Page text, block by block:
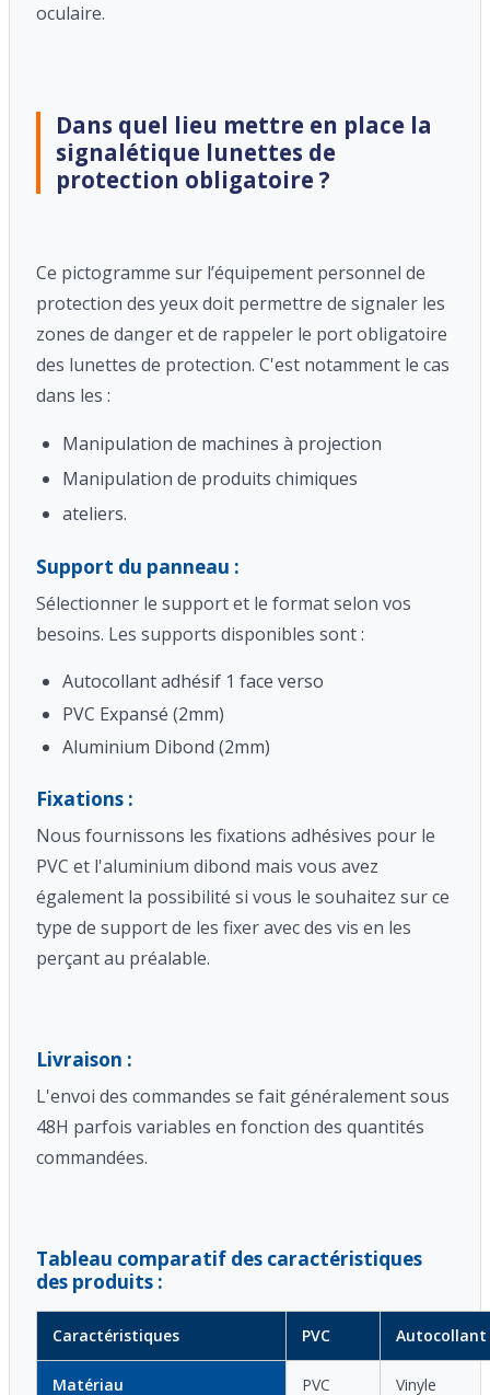
oculaire.
Dans quel lieu mettre en place la
signalétique lunettes de
protection obligatoire ?
Ce pictogramme sur l’équipement personnel de
protection des yeux doit permettre de signaler les
zones de danger et de rappeler le port obligatoire
des lunettes de protection. C'est notamment le cas
dans les :
Manipulation de machines à projection
Manipulation de produits chimiques
ateliers.
Support du panneau :
Sélectionner le support et le format selon vos
besoins. Les supports disponibles sont :
Autocollant adhésif 1 face verso
PVC Expansé (2mm)
Aluminium Dibond (2mm)
Fixations :
Nous fournissons les fixations adhésives pour le
PVC et l'aluminium dibond mais vous avez
également la possibilité si vous le souhaitez sur ce
type de support de les fixer avec des vis en les
perçant au préalable.
Livraison :
L'envoi des commandes se fait généralement sous
48H parfois variables en fonction des quantités
commandées.
Tableau comparatif des caractéristiques
des produits :
Caractéristiques PVC Autocollant
Matériau PVC Vinyle